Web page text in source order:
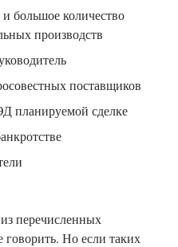
и большое количество
производств
поставщиков
планируемой сделке
перечисленных
говорить. Но если таких